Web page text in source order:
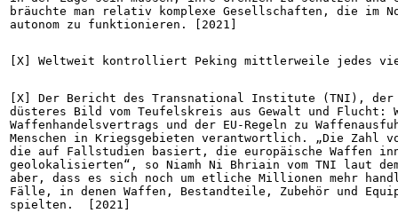
bräuchte man relativ komplexe Gesellschaften, die im
autonom zu funktionieren. [2021]
[X] Weltweit kontrolliert Peking mittlerweile jedes
[X] Der Bericht des Transnational Institute (TNI),
düsteres Bild vom Teufelskreis aus Gewalt und Flucht:
Waffenhandelsvertrags und der EU-Regeln zu
Menschen in Kriegsgebieten verantwortlich. „Die
die auf Fallstudien basiert, die europäische Waffen
geolokalisierten“, so Niamh Ni Bhriain vom TNI laut
aber, dass es sich noch um etliche Millionen mehr
Fälle, in denen Waffen, Bestandteile, Zubehör und
spielten.  [2021]